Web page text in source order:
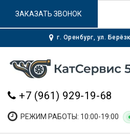
г. Оренбург, ул.
+7 (961) 929-19-68
РЕЖИМ РАБОТЫ: 10:00-19:00
ЗАКАЗАТЬ ЗВОНОК